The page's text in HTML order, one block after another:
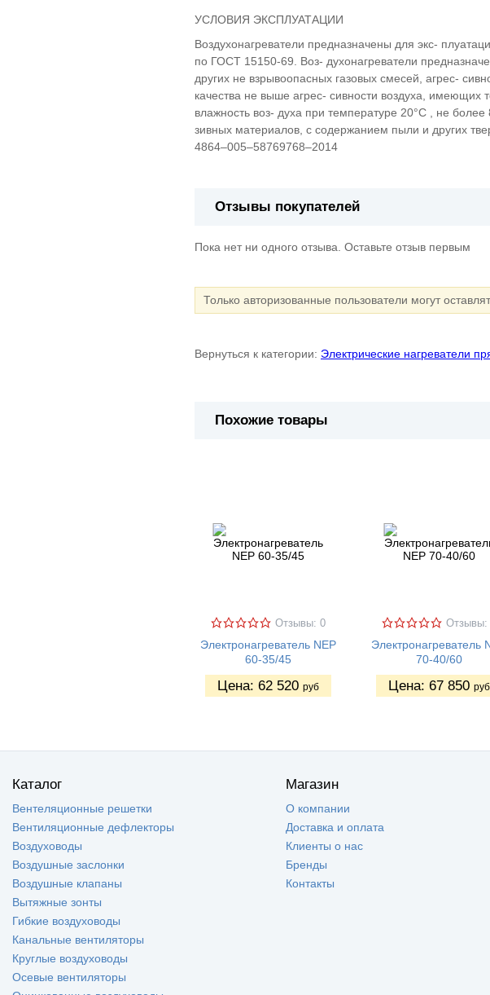
УСЛОВИЯ ЭКСПЛУАТАЦИИ
Воздухонагреватели предназначены для экс-
по ГОСТ 15150-69. Воз- духонагреватели
других не взрывоопасных газовых смесей, агрес-
качества не выше агрес- сивности воздуха, имеющих
влажность воз- духа при температуре 20°С , не
зивных материалов, с содержанием пыли и других
4864–005–58769768–2014
Отзывы покупателей
Пока нет ни одного отзыва. Оставьте отзыв первым
Только авторизованные пользователи могут
Вернуться к категории: Электрические нагреватели
Похожие товары
Отзывы: 0
Электронагреватель NEP
60-35/45
Цена: 62 520 руб
Отзывы:
Электронагреватель
70-40/60
Цена: 67 850 руб
Каталог
Вентеляционные решетки
Вентиляционные дефлекторы
Воздуховоды
Воздушные заслонки
Воздушные клапаны
Вытяжные зонты
Гибкие воздуховоды
Канальные вентиляторы
Круглые воздуховоды
Осевые вентиляторы
Магазин
О компании
Доставка и оплата
Клиенты о нас
Бренды
Контакты